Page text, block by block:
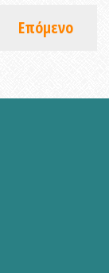
Επόμενο